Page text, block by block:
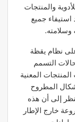
والمنتجات
استيفاء جميع
وسلامته.
نظام يقظة
حالات التسمم
المعنية
المطروح
إلى أن هذه
خارج الإطار